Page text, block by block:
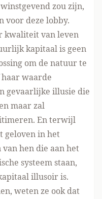
zou zijn,
voor deze lobby.
kwaliteit van leven
kapitaal is geen
om de natuur te
waarde
gevaarlijke illusie die
maar zal
En terwijl
geloven in het
hen die aan het
systeem staan,
illusoir is.
weten ze ook dat